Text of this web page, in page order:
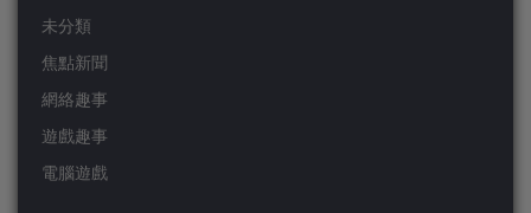
未分類
焦點新聞
網絡趣事
遊戲趣事
電腦遊戲